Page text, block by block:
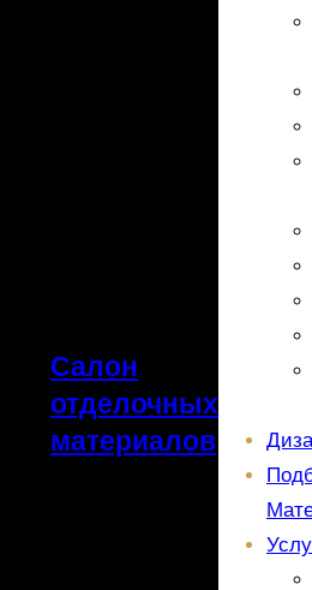
Салон
отделочных
материалов